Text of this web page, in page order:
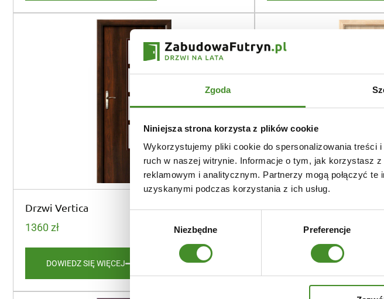
Zgoda
Niniejsza strona korzysta z plików cookie
Wykorzystujemy pliki cookie do spersonalizowania treści
ruch w naszej witrynie. Informacje o tym, jak korzystasz
reklamowym i analitycznym. Partnerzy mogą połączyć
uzyskanymi podczas korzystania z ich usług.
Niezbędne Preferencje
Drzwi Vertica
1360 zł
DOWIEDZ SIĘ WIĘCEJ
Drzwi Nova
DOWIEDZ SIĘ WIĘCEJ